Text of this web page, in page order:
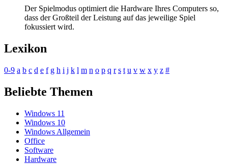
Der Spielmodus optimiert die Hardware Ihres Computers so,
dass der Großteil der Leistung auf das jeweilige Spiel
fokussiert wird.
Lexikon
0-9 a b c d e f g h i j k l m n o p q r s t u v w x y z #
Beliebte Themen
Windows 11
Windows 10
Windows Allgemein
Office
Software
Hardware